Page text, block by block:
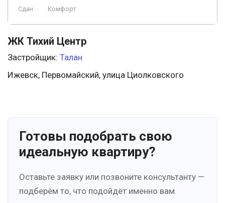
Сдан Комфорт
ЖК Тихий Центр
Застройщик: Талан
Ижевск, Первомайский, улица Циолковского
Готовы подобрать свою
идеальную квартиру?
Оставьте заявку или позвоните консультанту —
подберём то, что подойдёт именно вам.